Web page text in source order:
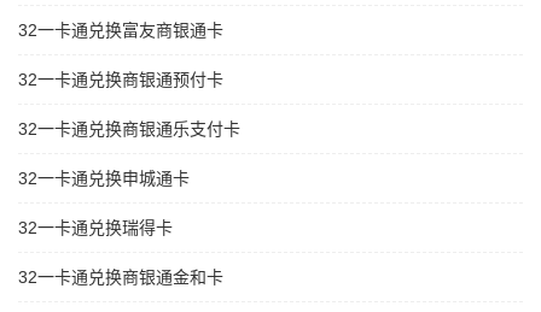
32一卡通兑换富友商银通卡
32一卡通兑换商银通预付卡
32一卡通兑换商银通乐支付卡
32一卡通兑换申城通卡
32一卡通兑换瑞得卡
32一卡通兑换商银通金和卡